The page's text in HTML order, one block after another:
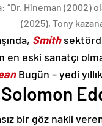
“Dr. Hineman (2002)
(2025), Tony
Smith
eski sanatçı
Bugün – yedi
bir göz nakli